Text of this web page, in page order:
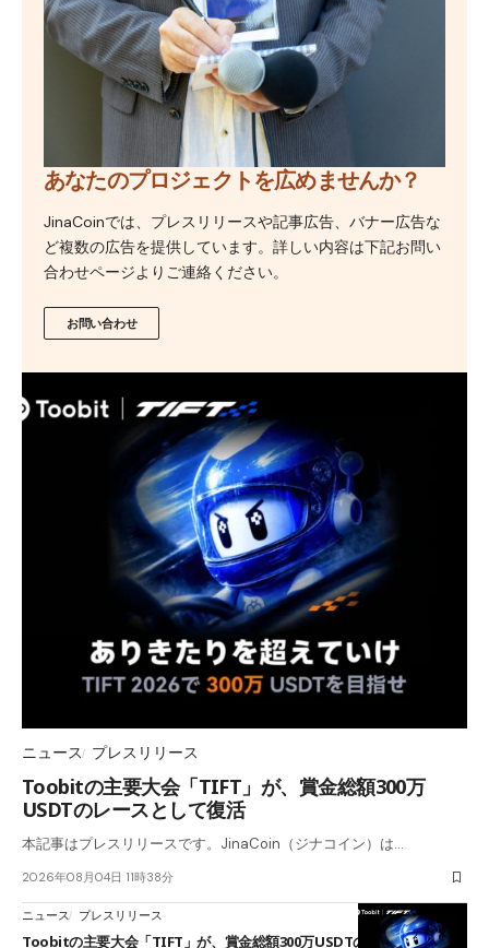
あなたのプロジェクトを広めませんか？
JinaCoinでは、プレスリリースや記事広告、バナー広告な
ど複数の広告を提供しています。詳しい内容は下記お問い
合わせページよりご連絡ください。
お問い合わせ
ニュース プレスリリース
Toobitの主要大会「TIFT」が、賞金総額300万
USDTのレースとして復活
本記事はプレスリリースです。JinaCoin（ジナコイン）は…
2026年08月04日 11時38分
ニュース プレスリリース
Toobitの主要大会「TIFT」が、賞金総額300万USDTのレースとして復